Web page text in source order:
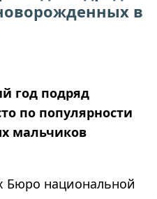
в
год подряд
по популярности
мальчиков
Бюро национальной